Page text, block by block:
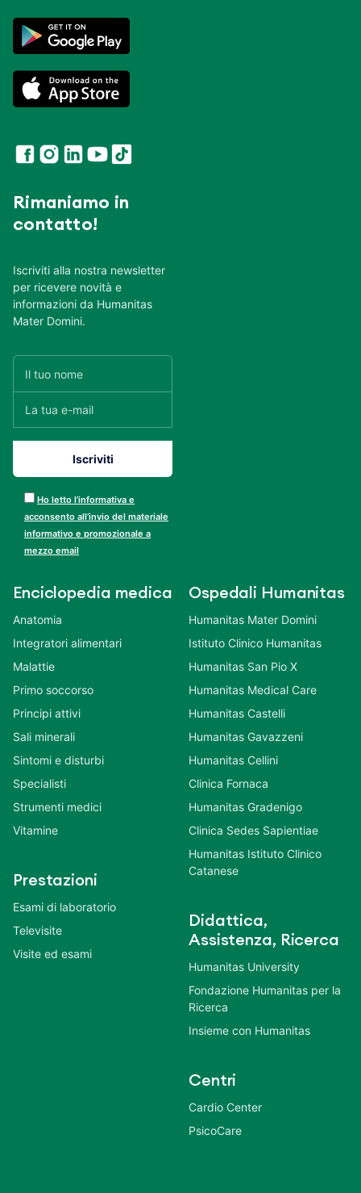
Rimaniamo in
contatto!
Iscriviti alla nostra newsletter
per ricevere novità e
informazioni da Humanitas
Mater Domini.
Ho letto l’informativa e
acconsento all’invio del materiale
informativo e promozionale a
mezzo email
Enciclopedia medica
Anatomia
Integratori alimentari
Malattie
Primo soccorso
Principi attivi
Sali minerali
Sintomi e disturbi
Specialisti
Strumenti medici
Vitamine
Prestazioni
Esami di laboratorio
Televisite
Visite ed esami
Ospedali Humanitas
Humanitas Mater Domini
Istituto Clinico Humanitas
Humanitas San Pio X
Humanitas Medical Care
Humanitas Castelli
Humanitas Gavazzeni
Humanitas Cellini
Clinica Fornaca
Humanitas Gradenigo
Clinica Sedes Sapientiae
Humanitas Istituto Clinico
Catanese
Didattica,
Assistenza, Ricerca
Humanitas University
Fondazione Humanitas per la
Ricerca
Insieme con Humanitas
Centri
Cardio Center
PsicoCare